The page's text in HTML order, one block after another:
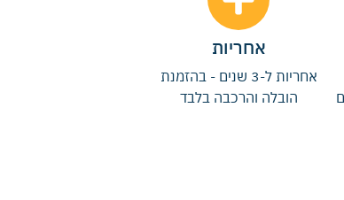
אחריות
אחריות ל-3 שנים - בהזמנת
הובלה והרכבה בלבד